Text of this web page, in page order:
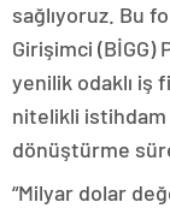
sağlıyoruz. Bu
Girişimci (BİGG)
yenilik odaklı iş
nitelikli
dönüştürme
“Milyar dolar